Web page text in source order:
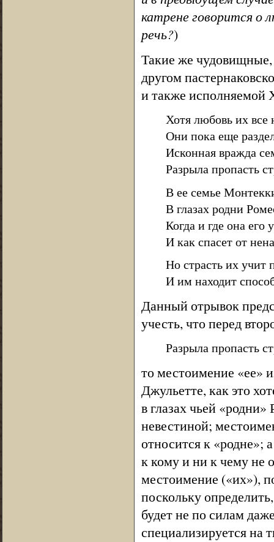
катрене говорится о
речь?)
Такие же чудовищные,
другом
и также исполняемой
Хотя любовь их все
Они пока еще
Исконная вражда
Разрыла пропасть
В ее семье
В глазах родни
Когда и где она его
И как спасет от
Но страсть их учит
И им находит
Данный отрывок
учесть, что перед
Разрыла пропасть
то местоимение «ее»
Джульетте, как это
в глазах чьей
невестиной;
относится к «родне»;
к кому и ни к чему не
местоимение («их»),
поскольку
будет не по силам
специализируется на